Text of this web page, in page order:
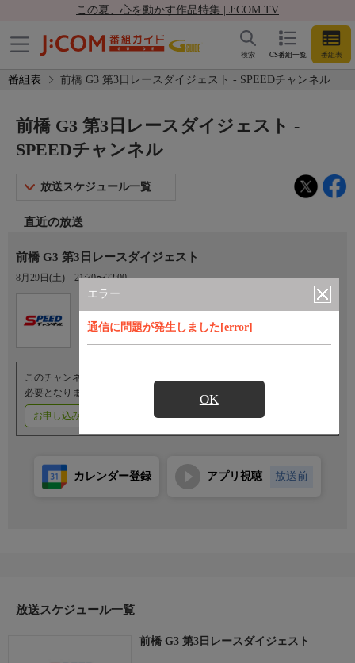
この夏、心を動かす作品特集 | J:COM TV
CS番組一覧 番組表
検索
番組表 前橋 G3 第3日レースダイジェスト - SPEEDチャンネル
エラー
通信に問題が発生しました[error]
OK
前橋 G3 第3日レースダイジェスト -
SPEEDチャンネル
放送スケジュール一覧
直近の放送
前橋 G3 第3日レースダイジェスト
8月29日(土) 21:30〜22:00
このチャンネルのご視聴には、オプションチャンネル(有料)のご契約が
必要となります。
お申し込みはこちら ご利用料金はこちら
カレンダー登録 アプリ視聴 放送前
放送スケジュール一覧
前橋 G3 第3日レースダイジェスト